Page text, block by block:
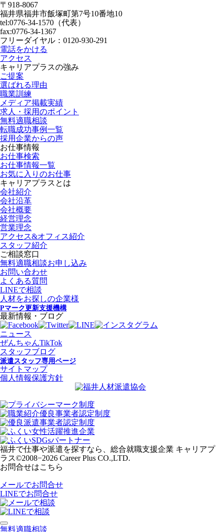
〒918-8067
福井県福井市飯塚町第7号10番地10
tel:0776-34-1570（代表）
fax:0776-34-1367
フリーダイヤル：0120-930-291
電話をかける
アクセス
キャリアプラスの強み
ご提案
選ばれる理由
職業訓練
メディア掲載実績
求人・採用のポイント
無料適職相談
転職成功事例一覧
採用企業からの声
お仕事情報
お仕事検索
お仕事情報一覧
お気に入りのお仕事
キャリアプラスとは
会社紹介
会社沿革
会社概要
経営理念
営業理念
アクセス&オフィス紹介
スタッフ紹介
ご相談窓口
無料適職相談お申し込み
お問い合わせ
よくある質問
LINEで相談
人材をお探しの企業様
Pマーク更新支援機構
最新情報・ブログ
ニュース
ぜんちゃんTikTok
スタッフブログ
派遣スタッフ専用ページ
サイトマップ
個人情報保護方針
福井で仕事や派遣を探すなら、総合就職支援企業 キャリアプ
ラス©2008−2026 Career Plus CO.,LTD.
お問合せはこちら
メールでお問合せ
LINEでお問合せ
無料適職相談